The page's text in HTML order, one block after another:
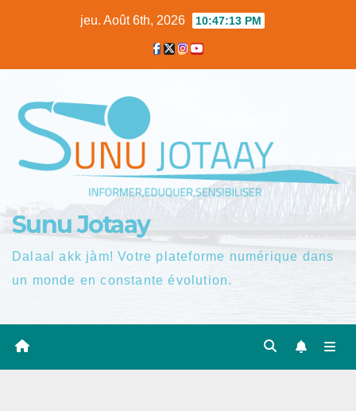
jeu. Août 6th, 2026 10:47:14 PM
Sunu Jotaay
Dalaal akk jàm! Votre plateforme numérique dans
un monde en constante évolution.